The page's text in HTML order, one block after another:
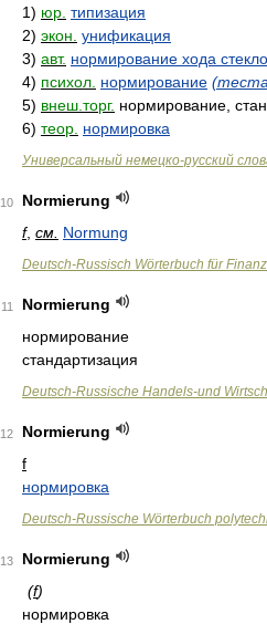
1) юр. типизация
2) экон. унификация
3) авт. нормирование хода
4) психол. нормирование
5) внеш.торг. нормирование,
6) теор. нормировка
Универсальный немецко-русский
10
Normierung
f, см. Normung
Deutsch-Russisch Wörterbuch für
11
Normierung
нормирование
стандартизация
Deutsch-Russische Handels-und
12
Normierung
f
нормировка
Deutsch-Russische Wörterbuch
13
Normierung
(f)
нормировка